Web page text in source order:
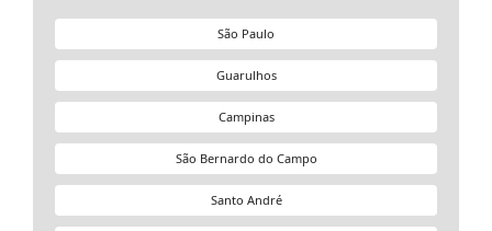
São Paulo
Guarulhos
Campinas
São Bernardo do Campo
Santo André